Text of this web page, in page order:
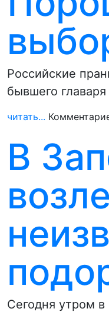
Российские
бывшего
читать...
В
Сегодня утром